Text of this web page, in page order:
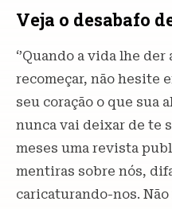
Veja o desabafo
‘’Quando a vida lhe
recomeçar, não hesite
seu coração o que sua
nunca vai deixar de te
meses uma revista
mentiras sobre nós,
caricaturando-nos.